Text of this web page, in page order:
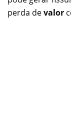
perda devalor